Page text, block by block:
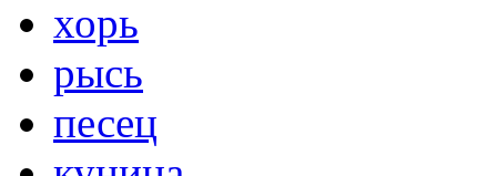
хорь
рысь
песец